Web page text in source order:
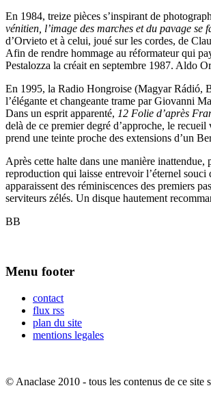
En 1984, treize pièces s’inspirant de
vénitien, l’image des marches et du pavage se
d’Orvieto et à celui, joué sur les cordes, de
Afin de rendre hommage au réformateur qui
Pestalozza la créait en septembre 1987. Aldo
En 1995, la Radio Hongroise (Magyar Rádió,
l’élégante et changeante trame par Giovanni
Dans un esprit apparenté, 12 Folie d’après
delà de ce premier degré d’approche, le
prend une teinte proche des extensions d’un
Après cette halte dans une manière
reproduction qui laisse entrevoir l’éternel
apparaissent des réminiscences des premiers
serviteurs zélés. Un disque hautement
BB
Menu footer
contact
flux rss
plan du site
mentions legales
© Anaclase 2010 - tous les contenus de ce site